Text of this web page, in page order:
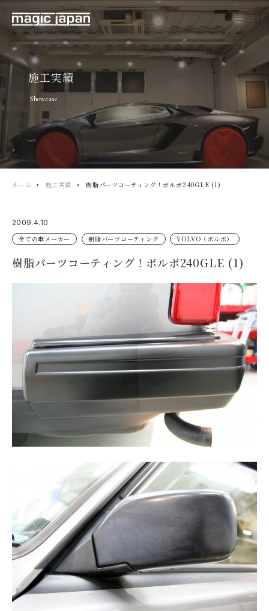
施工実績
Showcase
ホーム 施工実績 樹脂パーツコーティング！ボルボ240GLE (1)
2009.4.10
全ての車メーカー
樹脂パーツコーティング VOLVO（ボルボ）
樹脂パーツコーティング！ボルボ240GLE (1)